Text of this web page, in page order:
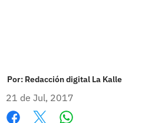
Por: Redacción digital La Kalle
21 de Jul, 2017